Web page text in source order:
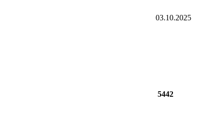
03.10.2025
5442